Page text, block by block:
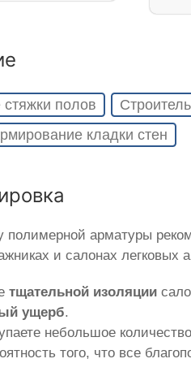
полов
кладки стен
полимерной арматуры
и салонах
тщательной изоляции
ущерб.
небольшое
того, что все